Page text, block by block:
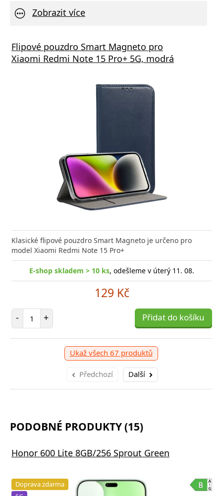
Zobrazit více
Flipové pouzdro Smart Magneto pro
Xiaomi Redmi Note 15 Pro+ 5G, modrá
Klasické flipové pouzdro Smart Magneto je určeno pro
model Xiaomi Redmi Note 15 Pro+
E-shop skladem > 10 ks, odešleme v úterý 11. 08.
129 Kč
- Počet položek
+ Přidat do košíku
Ukaž všech 67 produktů
Předchozí Další
PODOBNÉ PRODUKTY (15)
Honor 600 Lite 8GB/256 Sprout Green
Doprava zdarma